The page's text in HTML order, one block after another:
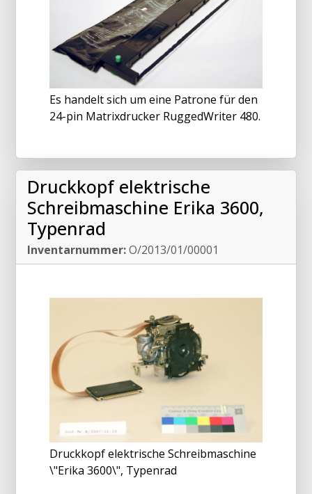
Es handelt sich um eine Patrone für den
24-pin Matrixdrucker RuggedWriter 480.
Druckkopf elektrische
Schreibmaschine Erika 3600,
Typenrad
Inventarnummer:O/2013/01/00001
Druckkopf elektrische Schreibmaschine
\"Erika 3600\", Typenrad